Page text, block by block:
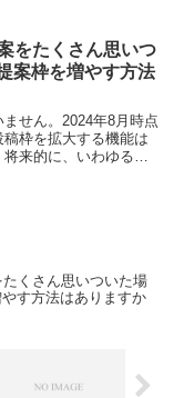
ださい。
をたくさん思いつ
案枠を増やす方法
せん。2024年8月時点
枠を拡大する機能は
来的に、いわゆるプ
くさん思いついた場
す方法はありますか